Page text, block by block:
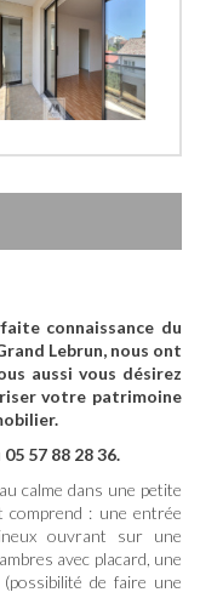
connaissance du
Lebrun, nous ont
aussi vous désirez
votre patrimoine
57 88 28 36.
calme dans une petite
comprend : une entrée
ouvrant sur une
avec placard, une
de faire une